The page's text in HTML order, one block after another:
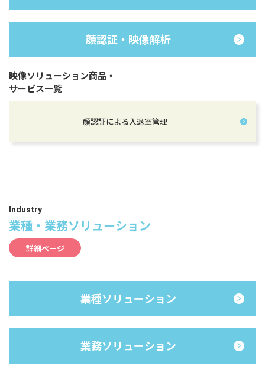
顔認証・映像解析
映像ソリューション商品・
サービス一覧
顔認証による入退室管理
Industry
業種・業務ソリューション
詳細ページ
業種ソリューション
業務ソリューション